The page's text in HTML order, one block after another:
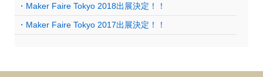
・Maker Faire Tokyo 2018出展決定！！
・Maker Faire Tokyo 2017出展決定！！